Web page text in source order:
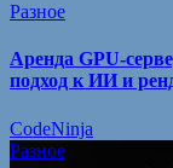
Разное
Аренда GPU-
подход к ИИ и
CodeNinja
Разное